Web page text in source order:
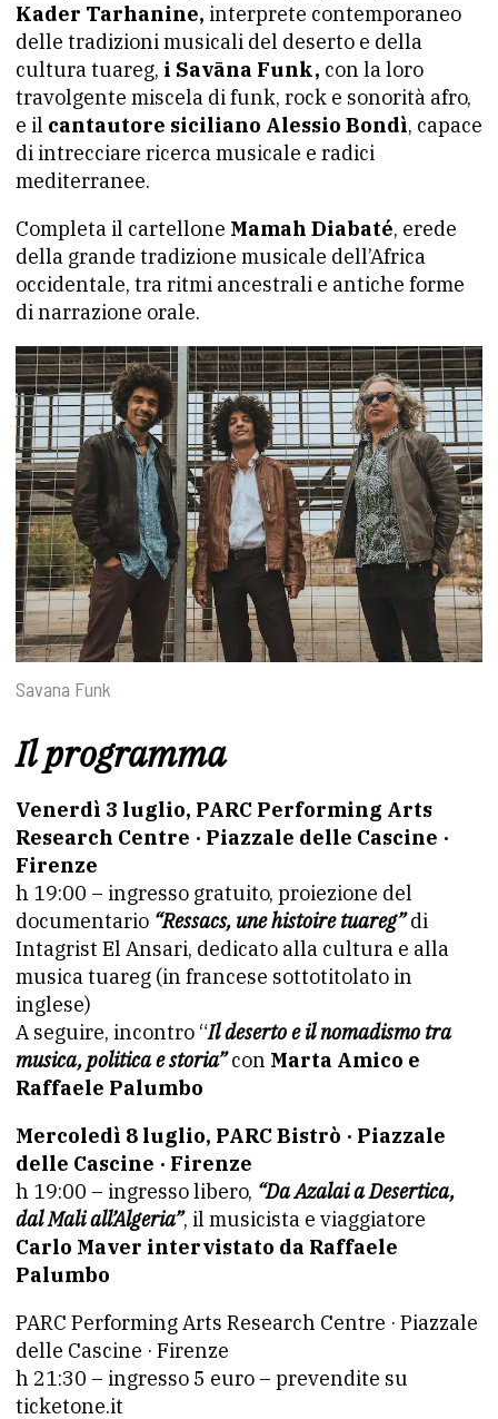
Kader Tarhanine, interprete contemporaneo
delle tradizioni musicali del deserto e della
cultura tuareg, i Savāna Funk, con la loro
travolgente miscela di funk, rock e sonorità afro,
e il cantautore siciliano Alessio Bondì, capace
di intrecciare ricerca musicale e radici
mediterranee.
Completa il cartellone Mamah Diabaté, erede
della grande tradizione musicale dell’Africa
occidentale, tra ritmi ancestrali e antiche forme
di narrazione orale.
Savana Funk
Il programma
Venerdì 3 luglio, PARC Performing Arts
Research Centre · Piazzale delle Cascine ·
Firenze
h 19:00 – ingresso gratuito, proiezione del
documentario “Ressacs, une histoire tuareg” di
Intagrist El Ansari, dedicato alla cultura e alla
musica tuareg (in francese sottotitolato in
inglese)
A seguire, incontro “Il deserto e il nomadismo tra
musica, politica e storia”con Marta Amico e
Raffaele Palumbo
Mercoledì 8 luglio, PARC Bistrò · Piazzale
delle Cascine · Firenze
h 19:00 – ingresso libero, “Da Azalai a Desertica,
dal Mali all’Algeria”, il musicista e viaggiatore
Carlo Maver intervistato da Raffaele
Palumbo
PARC Performing Arts Research Centre · Piazzale
delle Cascine · Firenze
h 21:30 – ingresso 5 euro – prevendite su
ticketone.it